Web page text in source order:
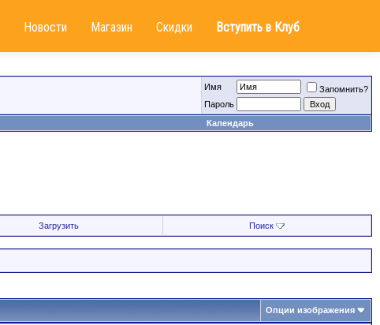
Новости Магазин Скидки Вступить в Клуб
Имя
Запомнить?
Пароль
Календарь
Загрузить Поиск
Опции изображения